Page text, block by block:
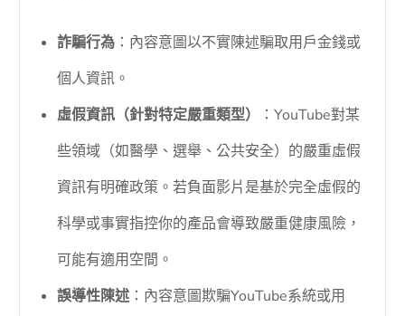
詐騙行為 ：內容意圖以不實陳述騙取用戶金錢或
個人資訊。
虛假資訊（針對特定嚴重類型）
：YouTube對某
些領域（如醫學、選舉、公共安全）的嚴重虛假
資訊有明確政策。若負面影片是基於完全虛假的
科學或事實指控你的產品會導致嚴重健康風險，
可能有適用空間。
誤導性陳述：內容意圖欺騙YouTube系統或用